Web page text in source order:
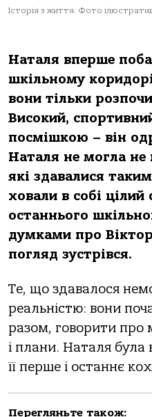
Історія з життя. Фото
Наталя вперше
шкільному
вони тільки
Високий,
посмішкою – він
Наталя не могла не
які здавалися
ховали в собі
останнього
думками про
погляд зустрівся.
Те, що здавалося
реальністю: вони
разом, говорити про
і плани. Наталя була
її перше і останнє
Перегляньте також: